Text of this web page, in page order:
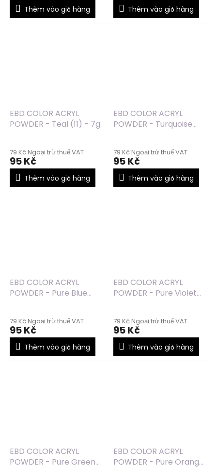
Thêm vào giỏ hàng Thêm vào giỏ hàng
EBD COLOR ACRYL
POWDER - Teal (11) - 7g
79 Kč Ngoại trừ thuế VAT
95 Kč
Thêm vào giỏ hàng
EBD COLOR ACRYL
POWDER - Turquoise
79 Kč Ngoại trừ thuế VAT
95 Kč
Thêm vào giỏ hàng
EBD COLOR ACRYL
POWDER - Pure Blue
79 Kč Ngoại trừ thuế VAT
95 Kč
Thêm vào giỏ hàng
EBD COLOR ACRYL
POWDER - Pure Violet
79 Kč Ngoại trừ thuế VAT
95 Kč
Thêm vào giỏ hàng
EBD COLOR ACRYL
POWDER - Pure Green
EBD COLOR ACRYL
POWDER - Pure Orange